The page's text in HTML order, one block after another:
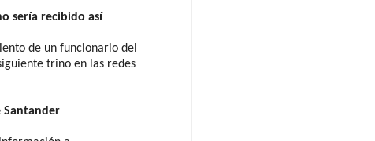
sería recibido así
de un funcionario del
trino en las redes
Santander